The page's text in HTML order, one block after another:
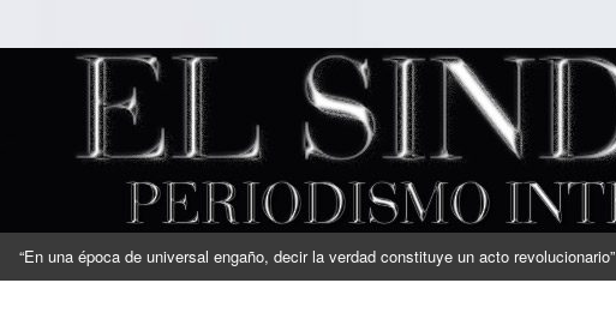
SINDICAL
Inteligente
“En una época de universal engaño, decir la verdad constituye un acto revolucionario”